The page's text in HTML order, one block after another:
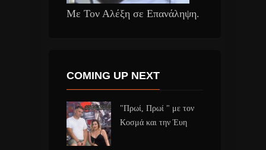
Με Τον Αλέξη σε Επανάληψη.
COMING UP NEXT
"Πρωί, Πρωί " με τον
Κοσμά και την Έυη